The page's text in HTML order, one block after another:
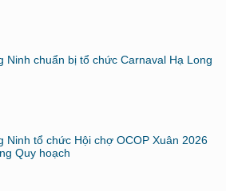
Ninh chuẩn bị tổ chức Carnaval Hạ Long
Ninh tổ chức Hội chợ OCOP Xuân 2026
Quy hoạch